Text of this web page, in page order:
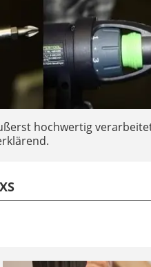
hochwertig